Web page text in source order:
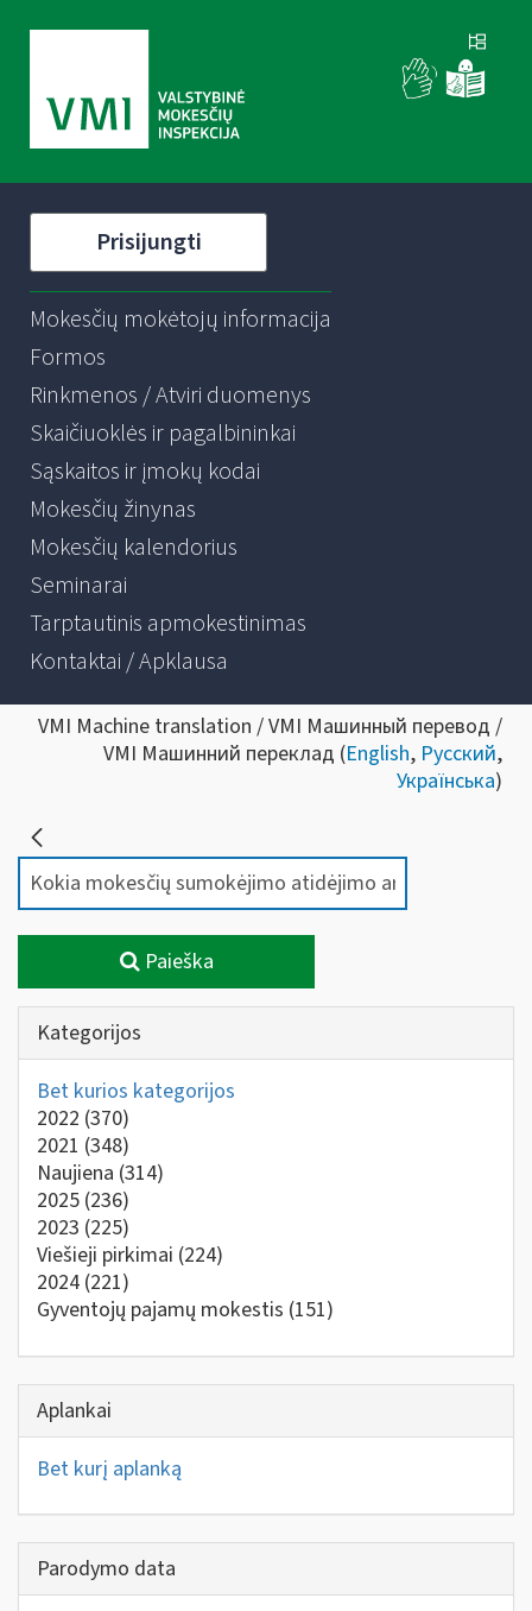
Prisijungti
Mokesčių mokėtojų informacija
Formos
Rinkmenos / Atviri duomenys
Skaičiuoklės ir pagalbininkai
Sąskaitos ir įmokų kodai
Mokesčių žinynas
Mokesčių kalendorius
Seminarai
Tarptautinis apmokestinimas
Kontaktai / Apklausa
VMI Machine translation / VMI Машинный перевод /
VMI Машинний переклад (English, Русский,
Українська)
Paieška
Kategorijos
Bet kurios kategorijos
2022 (370)
2021 (348)
Naujiena (314)
2025 (236)
2023 (225)
Viešieji pirkimai (224)
2024 (221)
Gyventojų pajamų mokestis (151)
Aplankai
Bet kurį aplanką
Parodymo data